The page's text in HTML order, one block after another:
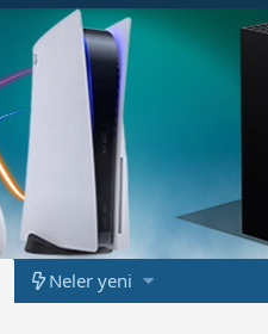
Neler yeni